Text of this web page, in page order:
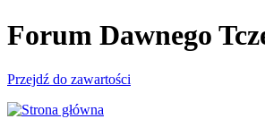
Forum Dawnego
Przejdź do zawartości